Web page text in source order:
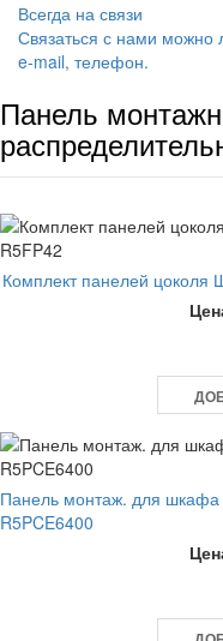
Всегда на связи
Связаться с нами
e-mail, телефон.
Панель
Комплект панелей
Панель монтаж. для шкафа
R5PCE6400